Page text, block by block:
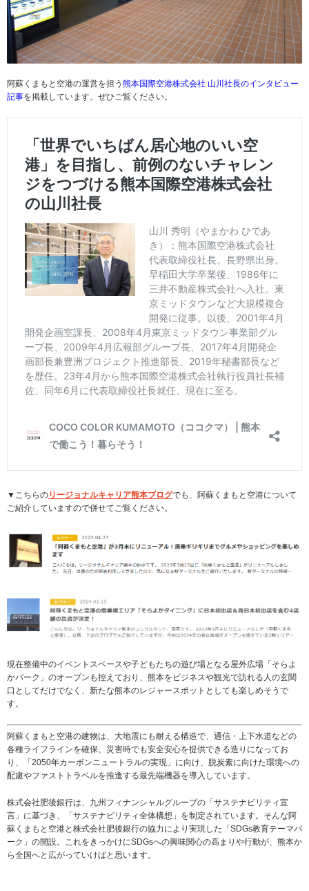
阿蘇くまもと空港の運営を担う 熊本国際空港株式会社 山川社長のインタビュー
記事を掲載しています。ぜひご覧ください。
▼こちらのリージョナルキャリア熊本ブログでも、阿蘇くまもと空港について
ご紹介していますので併せてご覧ください。
現在整備中のイベントスペースや子どもたちの遊び場となる屋外広場「そらよ
かパーク」のオープンも控えており、熊本をビジネスや観光で訪れる人の玄関
口としてだけでなく、新たな熊本のレジャースポットとしても楽しめそうで
す。
阿蘇くまもと空港の建物は、大地震にも耐える構造で、通信・上下水道などの
各種ライフラインを確保、災害時でも安全安心を提供できる造りになってお
り、「2050年カーボンニュートラルの実現」に向け、脱炭素に向けた環境への
配慮やファストトラベルを推進する最先端機器を導入しています。
株式会社肥後銀行は、九州フィナンシャルグループの「サステナビリティ宣
言」に基づき、「サステナビリティ全体構想」を制定されています。そんな阿
蘇くまもと空港と株式会社肥後銀行の協力により実現した「SDGs教育テーマパ
ーク」の開設。これをきっかけにSDGsへの興味関心の高まりや行動が、熊本か
ら全国へと広がっていけばと思います。